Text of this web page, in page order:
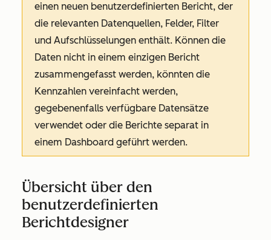
einen neuen benutzerdefinierten Bericht, der
die relevanten Datenquellen, Felder, Filter
und Aufschlüsselungen enthält. Können die
Daten nicht in einem einzigen Bericht
zusammengefasst werden, könnten die
Kennzahlen vereinfacht werden,
gegebenenfalls verfügbare Datensätze
verwendet oder die Berichte separat in
einem Dashboard geführt werden.
Übersicht über den
benutzerdefinierten
Berichtdesigner